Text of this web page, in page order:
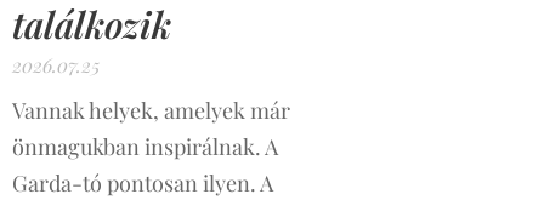
találkozik
2026.07.25
Vannak helyek, amelyek már
önmagukban inspirálnak. A
Garda-tó pontosan ilyen. A